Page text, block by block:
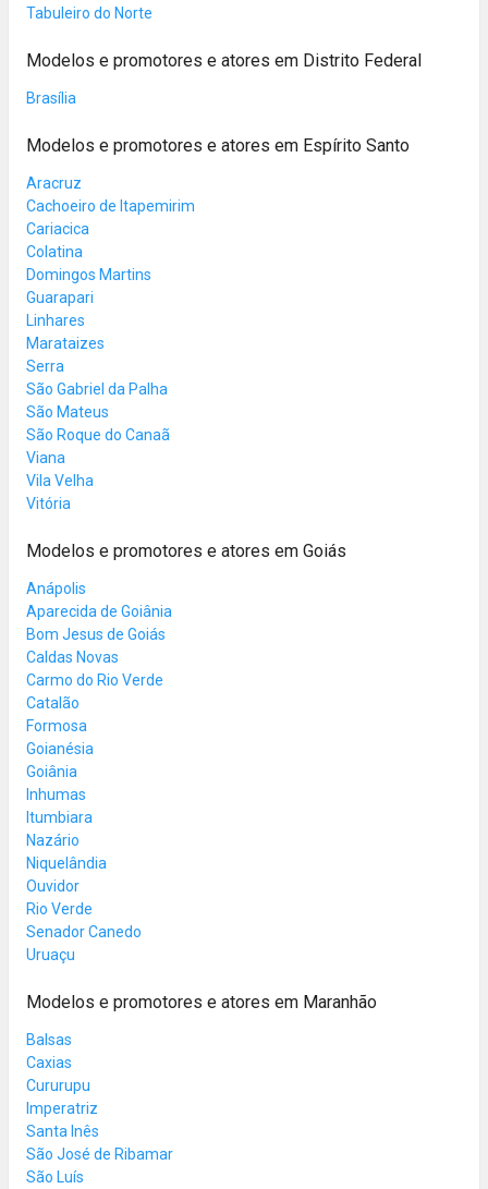
Tabuleiro do Norte
Modelos e promotores e atores em Distrito Federal
Brasília
Modelos e promotores e atores em Espírito Santo
Aracruz
Cachoeiro de Itapemirim
Cariacica
Colatina
Domingos Martins
Guarapari
Linhares
Marataizes
Serra
São Gabriel da Palha
São Mateus
São Roque do Canaã
Viana
Vila Velha
Vitória
Modelos e promotores e atores em Goiás
Anápolis
Aparecida de Goiânia
Bom Jesus de Goiás
Caldas Novas
Carmo do Rio Verde
Catalão
Formosa
Goianésia
Goiânia
Inhumas
Itumbiara
Nazário
Niquelândia
Ouvidor
Rio Verde
Senador Canedo
Uruaçu
Modelos e promotores e atores em Maranhão
Balsas
Caxias
Cururupu
Imperatriz
Santa Inês
São José de Ribamar
São Luís